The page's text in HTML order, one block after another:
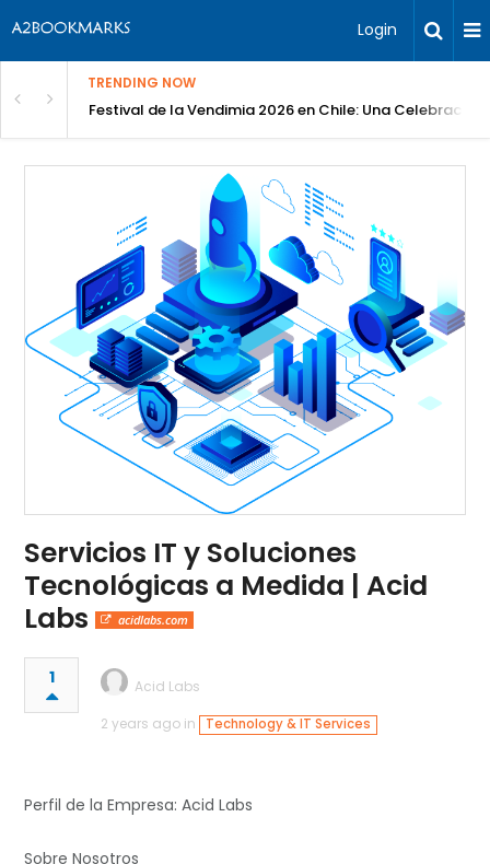
Login
TRENDING NOW
Festival de la Vendimia 2026 en Chile: Una Celebración
Servicios IT y Soluciones
Tecnológicas a Medida | Acid
Labs
acidlabs.com
1
Acid Labs
2 years ago in
Technology & IT Services
Perfil de la Empresa: Acid Labs
Sobre Nosotros